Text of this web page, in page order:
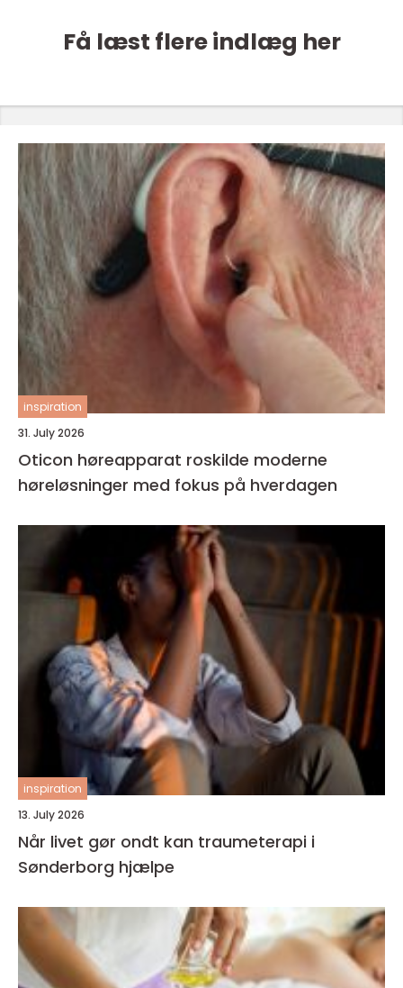
Få læst flere indlæg her
inspiration
31. July 2026
Oticon høreapparat roskilde moderne
høreløsninger med fokus på hverdagen
inspiration
13. July 2026
Når livet gør ondt kan traumeterapi i
Sønderborg hjælpe